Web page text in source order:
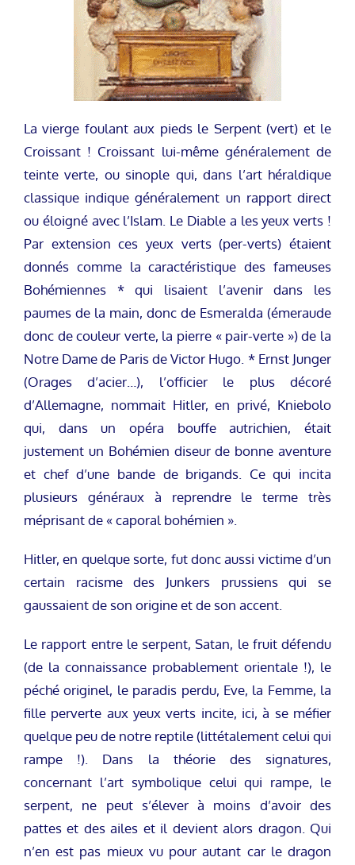
La vierge foulant aux pieds le Serpent (vert) et le
Croissant ! Croissant lui-même généralement de
teinte verte, ou sinople qui, dans l’art héraldique
classique indique généralement un rapport direct
ou éloigné avec l’Islam. Le Diable a les yeux verts !
Par extension ces yeux verts (per-verts) étaient
donnés comme la caractéristique des fameuses
Bohémiennes * qui lisaient l’avenir dans les
paumes de la main, donc de Esmeralda (émeraude
donc de couleur verte, la pierre « pair-verte ») de la
Notre Dame de Paris de Victor Hugo. * Ernst Junger
(Orages d’acier…), l’officier le plus décoré
d’Allemagne, nommait Hitler, en privé, Kniebolo
qui, dans un opéra bouffe autrichien, était
justement un Bohémien diseur de bonne aventure
et chef d’une bande de brigands. Ce qui incita
plusieurs généraux à reprendre le terme très
méprisant de « caporal bohémien ».
Hitler, en quelque sorte, fut donc aussi victime d’un
certain racisme des Junkers prussiens qui se
gaussaient de son origine et de son accent.
Le rapport entre le serpent, Satan, le fruit défendu
(de la connaissance probablement orientale !), le
péché originel, le paradis perdu, Eve, la Femme, la
fille perverte aux yeux verts incite, ici, à se méfier
quelque peu de notre reptile (littétalement celui qui
rampe !). Dans la théorie des signatures,
concernant l’art symbolique celui qui rampe, le
serpent, ne peut s’élever à moins d’avoir des
pattes et des ailes et il devient alors dragon. Qui
n’en est pas mieux vu pour autant car le dragon